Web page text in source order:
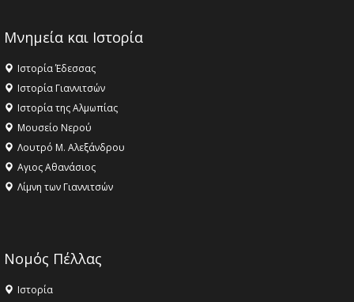
Μνημεία και Ιστορία
Ιστορία Έδεσσας
Ιστορία Γιαννιτσών
Ιστορία της Αλμωπίας
Μουσείο Νερού
Λουτρό Μ. Αλεξάνδρου
Αγιος Αθανάσιος
Λίμνη των Γιαννιτσών
Νομός Πέλλας
Ιστορία